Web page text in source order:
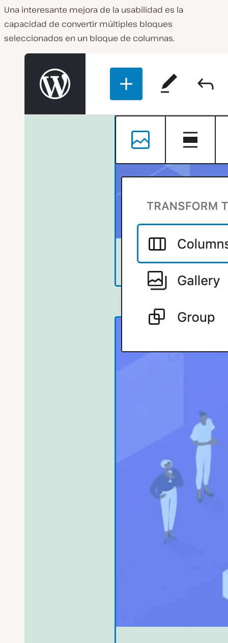
Una interesante mejora de la usabilidad es la
capacidad de convertir múltiples bloques
seleccionados en un bloque de columnas.